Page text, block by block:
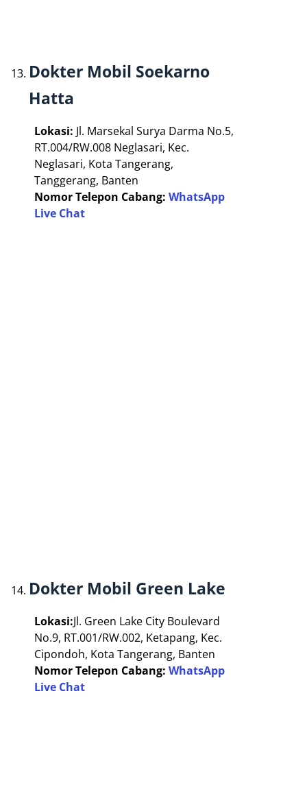
Dokter Mobil Soekarno
Hatta
Lokasi: Jl. Marsekal Surya Darma No.5,
RT.004/RW.008 Neglasari, Kec.
Neglasari, Kota Tangerang,
Tanggerang, Banten
Nomor Telepon Cabang: WhatsApp
Live Chat
Dokter Mobil Green Lake
Lokasi:Jl. Green Lake City Boulevard
No.9, RT.001/RW.002, Ketapang, Kec.
Cipondoh, Kota Tangerang, Banten
Nomor Telepon Cabang: WhatsApp
Live Chat